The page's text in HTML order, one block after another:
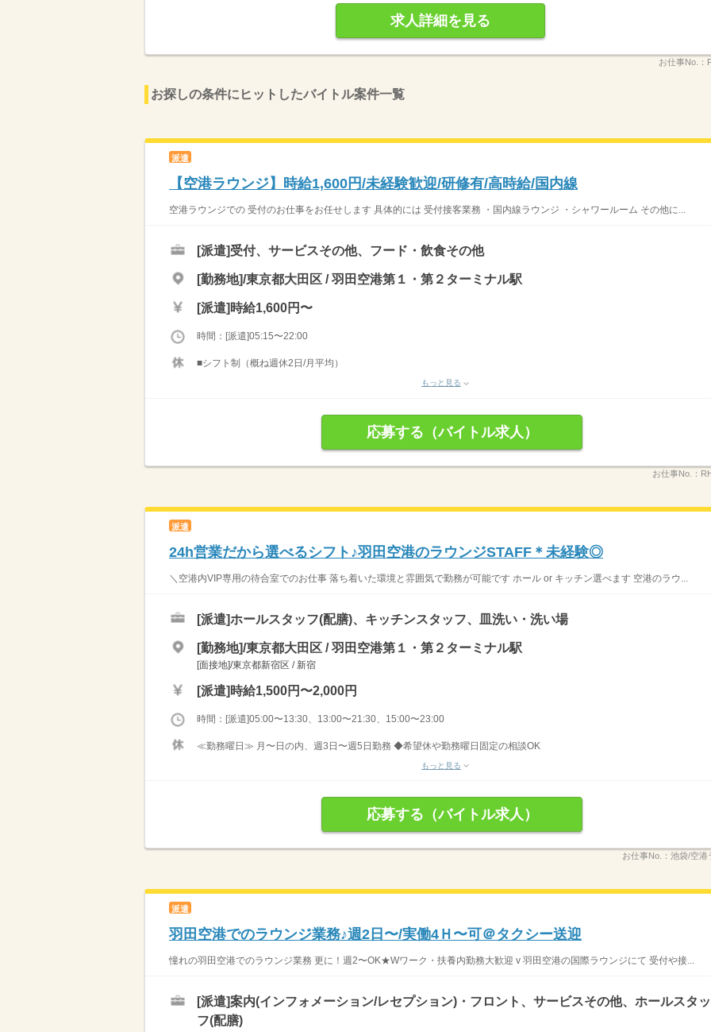
求人詳細を見る
お仕事No.：
お探しの条件にヒットしたバイトル案件一覧
派遣
【空港ラウンジ】時給1,600円/未経験歓迎/研修有/高時給/国内線
空港ラウンジでの 受付のお仕事をお任せします 具体的には 受付接客業務 ・国内線ラウンジ ・シャワールーム その他に...
[派遣]受付、サービスその他、フード・飲食その他
[勤務地]/東京都大田区 / 羽田空港第１・第２ターミナル駅
[派遣] 時給1,600円〜
時間：[派遣]05:15〜22:00
■シフト制（概ね週休2日/月平均）
もっと見る
応募する（バイトル求人）
お仕事No.：
派遣
24h営業だから選べるシフト♪羽田空港のラウンジSTAFF＊未経験◎
＼空港内VIP専用の待合室でのお仕事 落ち着いた環境と雰囲気で勤務が可能です ホール or キッチン選べます 空港のラウ...
[派遣]ホールスタッフ(配膳)、キッチンスタッフ、皿洗い・洗い場
[勤務地]/東京都大田区 / 羽田空港第１・第２ターミナル駅
[面接地]/東京都新宿区 / 新宿
[派遣] 時給1,500円〜2,000円
時間：[派遣]05:00〜13:30、13:00〜21:30、15:00〜23:00
≪勤務曜日≫ 月〜日の内、週3日〜週5日勤務 ◆希望休や勤務曜日固定の相談OK
もっと見る
応募する（バイトル求人）
お仕事No.： 池袋/空港
派遣
羽田空港でのラウンジ業務♪週2日〜/実働4Ｈ〜可＠タクシー送迎
憧れの羽田空港でのラウンジ業務 更に！週2〜OK★Wワーク・扶養内勤務大歓迎 v 羽田空港の国際ラウンジにて 受付や接...
[派遣]案内(インフォメーション/レセプション)・フロント、サービスその他、ホールスタッ
フ(配膳)